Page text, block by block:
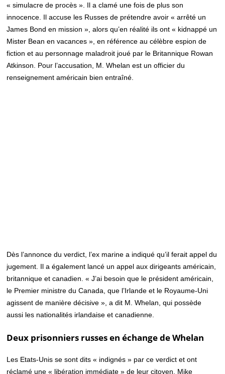
« simulacre de procès ». Il a clamé une fois de plus son
innocence. Il accuse les Russes de prétendre avoir « arrêté un
James Bond en mission », alors qu’en réalité ils ont « kidnappé un
Mister Bean en vacances », en référence au célèbre espion de
fiction et au personnage maladroit joué par le Britannique Rowan
Atkinson. Pour l’accusation, M. Whelan est un officier du
renseignement américain bien entraîné.
Dès l’annonce du verdict, l’ex marine a indiqué qu’il ferait appel du
jugement. Il a également lancé un appel aux dirigeants américain,
britannique et canadien. « J’ai besoin que le président américain,
le Premier ministre du Canada, que l’Irlande et le Royaume-Uni
agissent de manière décisive », a dit M. Whelan, qui possède
aussi les nationalités irlandaise et canadienne.
Deux prisonniers russes en échange de Whelan
Les Etats-Unis se sont dits « indignés » par ce verdict et ont
réclamé une « libération immédiate » de leur citoyen. Mike